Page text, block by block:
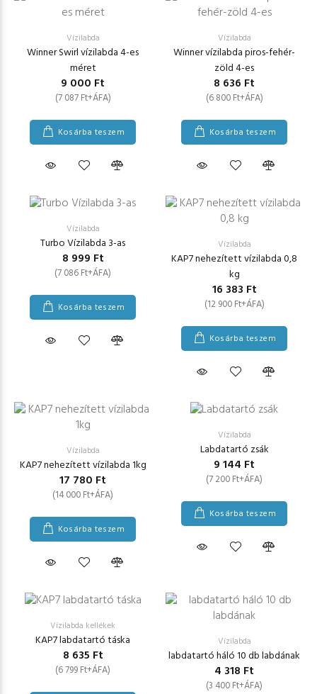
Vízilabda
Winner Swirl vízilabda 4-es
méret
9 000 Ft
(7 087 Ft+ÁFA)
Kosárba teszem
Vízilabda
Winner vízilabda piros-fehér-
zöld 4-es
8 636 Ft
(6 800 Ft+ÁFA)
Kosárba teszem
Vízilabda
Turbo Vízilabda 3-as
8 999 Ft
(7 086 Ft+ÁFA)
Kosárba teszem
Vízilabda
KAP7 nehezített vízilabda 0,8
kg
16 383 Ft
(12 900 Ft+ÁFA)
Kosárba teszem
Vízilabda
KAP7 nehezített vízilabda 1kg
17 780 Ft
(14 000 Ft+ÁFA)
Kosárba teszem
Vízilabda
Labdatartó zsák
9 144 Ft
(7 200 Ft+ÁFA)
Kosárba teszem
Vízilabda kellékek
KAP7 labdatartó táska
8 635 Ft
(6 799 Ft+ÁFA)
Vízilabda
labdatartó háló 10 db labdának
4 318 Ft
(3 400 Ft+ÁFA)